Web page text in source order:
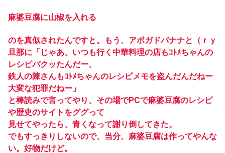
麻婆豆腐に山椒を入れる
のを真似されたんですと。もう、アボガドバナナと（ｒｙ
旦那に「じゃあ、いつも行く中華料理の店もｺﾄﾒちゃんの
レシピパクッたんだー、
鉄人の陳さんもｺﾄﾒちゃんのレシピメモを盗んだんだねー
大変な犯罪だねー」
と棒読みで言ってやり、その場でPCで麻婆豆腐のレシピ
や歴史のサイトをググって
見せてやったら、青くなって謝り倒してきた。
でもすっきりしないので、当分、麻婆豆腐は作ってやんな
い。好物だけど。